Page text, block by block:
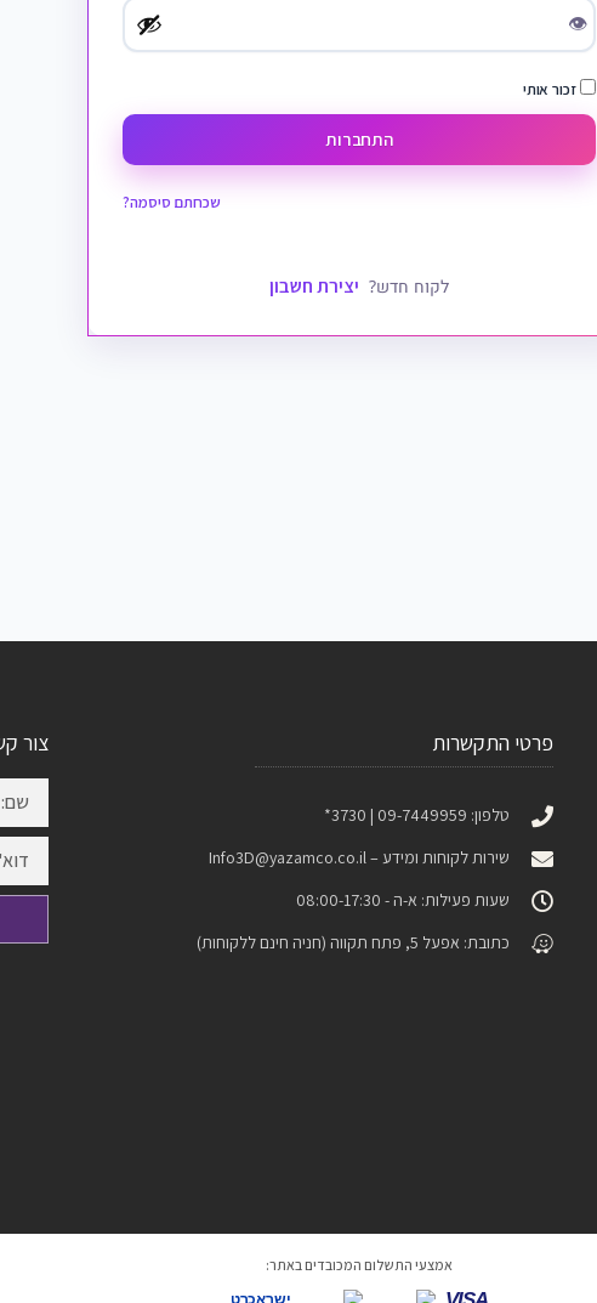
👁
זכור אותי
התחברות
שכחתם סיסמה?
לקוח חדש? יצירת חשבון
פרטי התקשרות
טלפון: 09-7449959 | 3730*
שירות לקוחות ומידע –Info3D@yazamco.co.il
שעות פעילות: א-ה - 08:00-17:30
כתובת: אפעל 5, פתח תקווה (חניה חינם ללקוחות)
צור
אמצעי התשלום המכובדים באתר:
ישראכרט